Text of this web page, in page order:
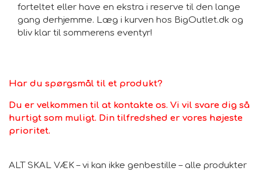
forteltet eller have en ekstra i reserve til den lange
gang derhjemme. Læg i kurven hos BigOutlet.dk og
bliv klar til sommerens eventyr!
Har du spørgsmål til et produkt?
Du er velkommen til at kontakte os. Vi vil svare dig så
hurtigt som muligt. Din tilfredshed er vores højeste
prioritet.
ALT SKAL VÆK – vi kan ikke genbestille – alle produkter